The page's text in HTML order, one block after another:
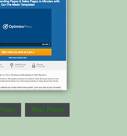
Next Photo